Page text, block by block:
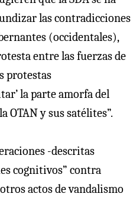
las contradicciones
(occidentales),
entre las fuerzas de
protestas
la parte amorfa del
OTAN y sus satélites”.
-descritas
cognitivos” contra
actos de vandalismo